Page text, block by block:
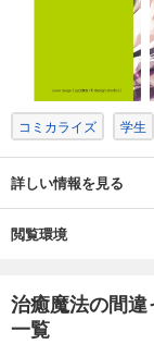
コミカライズ 学生
詳しい情報を見る
閲覧環境
治癒魔法の間
一覧